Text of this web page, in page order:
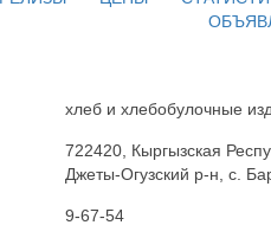
хлеб и хлебобулочные
722420, Кыргызская
Джеты-Огузский р-н, с.
9-67-54